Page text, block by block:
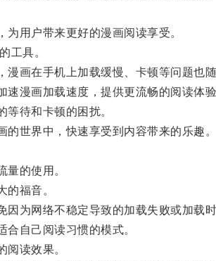
用户带来更好的漫画阅读享受。
工具。
画在手机上加载缓慢、卡顿等问题也随
漫画加载速度，提供更流畅的阅读体验
待和卡顿的困扰。
世界中，快速享受到内容带来的乐趣。
的使用。
福音。
为网络不稳定导致的加载失败或加载时
自己阅读习惯的模式。
读效果。